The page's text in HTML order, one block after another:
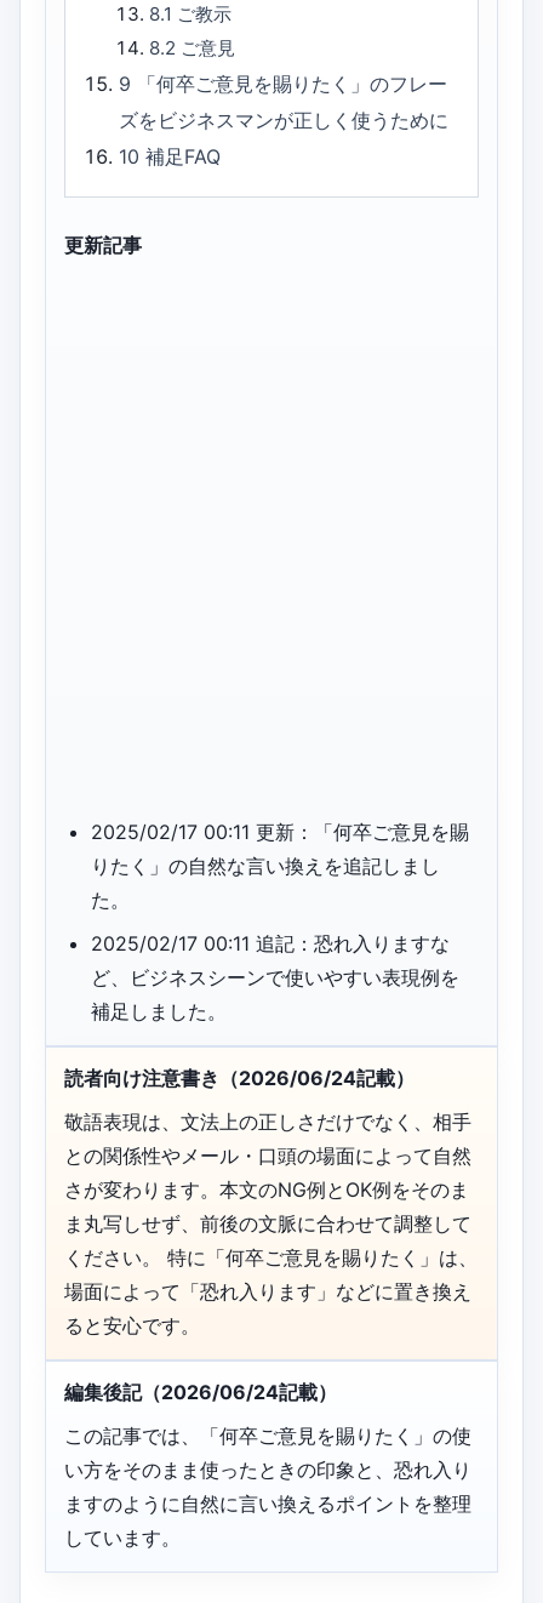
8.1 ご教示
8.2 ご意見
9
「何卒ご意見を賜りたく」のフレー
ズをビジネスマンが正しく使うために
10補足FAQ
更新記事
2025/02/17 00:11 更新：「何卒ご意見を賜
りたく」の自然な言い換えを追記しまし
た。
2025/02/17 00:11 追記：恐れ入りますな
ど、ビジネスシーンで使いやすい表現例を
補足しました。
読者向け注意書き（2026/06/24記載）
敬語表現は、文法上の正しさだけでなく、相手
との関係性やメール・口頭の場面によって自然
さが変わります。本文のNG例とOK例をそのま
ま丸写しせず、前後の文脈に合わせて調整して
ください。 特に「何卒ご意見を賜りたく」は、
場面によって「恐れ入ります」などに置き換え
ると安心です。
編集後記（2026/06/24記載）
この記事では、「何卒ご意見を賜りたく」の使
い方をそのまま使ったときの印象と、恐れ入り
ますのように自然に言い換えるポイントを整理
しています。